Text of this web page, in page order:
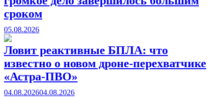
сроком
05.08.2026
Ловит реактивные БПЛА: что
известно о новом дроне-перехватчике
«Астра-ПВО»
04.08.202604.08.2026